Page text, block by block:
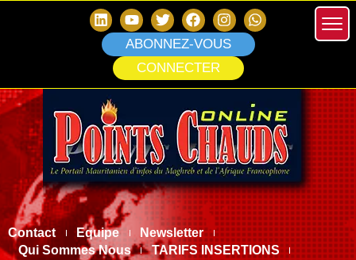
ABONNEZ-VOUS
CONNECTER
Contact Equipe
Newsletter
Qui Sommes Nous
TARIFS INSERTIONS